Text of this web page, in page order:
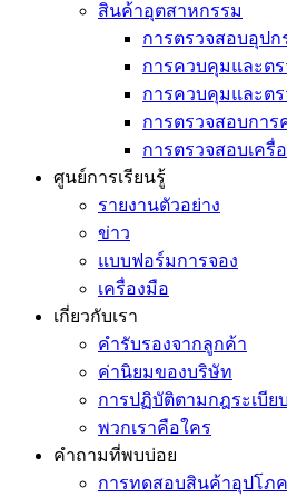
สินค้าอุตสาหกรรม
การตรวจสอบอุป
การควบคุมและต
การควบคุมและต
การตรวจสอบกา
การตรวจสอบเค
ศูนย์การเรียนรู้
รายงานตัวอย่าง
ข่าว
แบบฟอร์มการจอง
เครื่องมือ
เกี่ยวกับเรา
คำรับรองจากลูกค้า
ค่านิยมของบริษัท
การปฏิบัติตามกฎระเบี
พวกเราคือใคร
คำถามที่พบบ่อย
การทดสอบสินค้าอุปโภ